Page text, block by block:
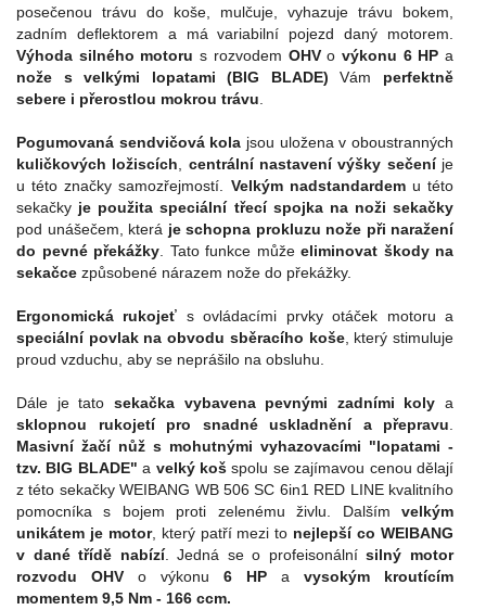
posečenou trávu do koše, mulčuje, vyhazuje trávu bokem,
zadním deflektorem a má variabilní pojezd daný motorem.
Výhoda silného motoru s rozvodem OHVo výkonu 6 HP a
nože s velkými lopatami (BIG BLADE)Vám perfektně
sebere i přerostlou mokrou trávu
Pogumovaná sendvičová kola jsou uložena v oboustranných
kuličkových ložiscích
centrální nastavení výšky sečení je
u této značky samozřejmostí. Velkým nadstandardemu této
sekačky je použita speciální třecí spojka na noži sekačky
pod unášečem, která je schopna prokluzu nože při naražení
do pevné překážky . Tato funkce může eliminovat škody na
sekačce způsobené nárazem nože do překážky.
Ergonomická rukojeť s ovládacími prvky otáček motoru a
speciální povlak na obvodu sběracího koše, který stimuluje
proud vzduchu, aby se neprášilo na obsluhu.
Dále je tato sekačka vybavena pevnými zadními koly a
sklopnou rukojetí pro snadné uskladnění a přepravu
Masivní žačí nůž s mohutnými vyhazovacími "lopatami -
tzv. BIG BLADE" a velký koš spolu se zajímavou cenou dělají
z této sekačky WEIBANG WB 506 SC 6in1 RED LINE kvalitního
pomocníka s bojem proti zelenému živlu. Dalším velkým
unikátem je motor, který patří mezi to nejlepší co WEIBANG
v dané třídě nabízí. Jedná se o profeisonálnísilný motor
rozvodu OHV o výkonu 6 HP a vysokým kroutícím
momentem 9,5 Nm - 166 ccm.